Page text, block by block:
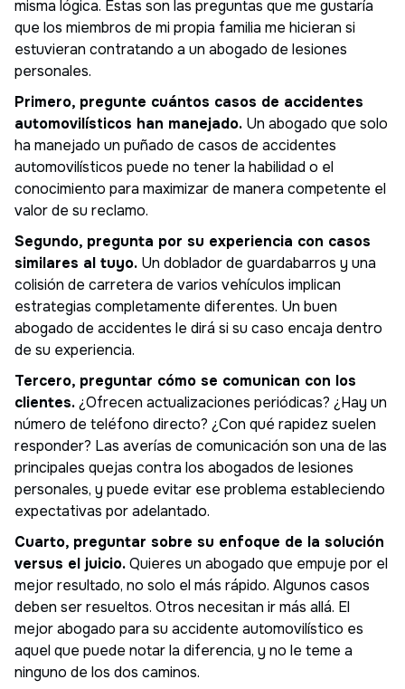
misma lógica. Estas son las preguntas que me gustaría
que los miembros de mi propia familia me hicieran si
estuvieran contratando a un abogado de lesiones
personales.
Primero, pregunte cuántos casos de accidentes
automovilísticos han manejado. Un abogado que solo
ha manejado un puñado de casos de accidentes
automovilísticos puede no tener la habilidad o el
conocimiento para maximizar de manera competente el
valor de su reclamo.
Segundo, pregunta por su experiencia con casos
similares al tuyo. Un doblador de guardabarros y una
colisión de carretera de varios vehículos implican
estrategias completamente diferentes. Un buen
abogado de accidentes le dirá si su caso encaja dentro
de su experiencia.
Tercero, preguntar cómo se comunican con los
clientes.¿Ofrecen actualizaciones periódicas? ¿Hay un
número de teléfono directo? ¿Con qué rapidez suelen
responder? Las averías de comunicación son una de las
principales quejas contra los abogados de lesiones
personales, y puede evitar ese problema estableciendo
expectativas por adelantado.
Cuarto, preguntar sobre su enfoque de la solución
versus el juicio.Quieres un abogado que empuje por el
mejor resultado, no solo el más rápido. Algunos casos
deben ser resueltos. Otros necesitan ir más allá. El
mejor abogado para su accidente automovilístico es
aquel que puede notar la diferencia, y no le teme a
ninguno de los dos caminos.